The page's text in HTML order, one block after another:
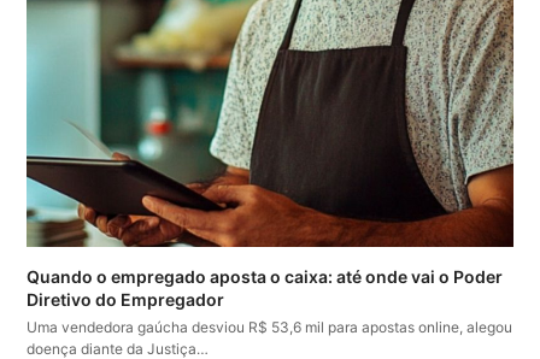
Quando o empregado aposta o caixa: até onde vai o Poder
Diretivo do Empregador
Uma vendedora gaúcha desviou R$ 53,6 mil para apostas online, alegou
doença diante da Justiça…